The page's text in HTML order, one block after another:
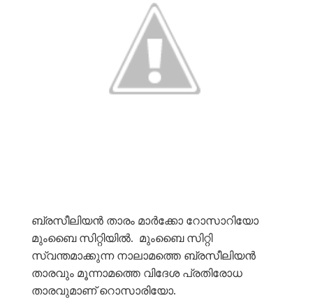
ബ്രസീലിയൻ താരം മാർക്കോ റോസാറിയോ
മുംബൈ സിറ്റിയിൽ. മുംബൈ സിറ്റി
സ്വന്തമാക്കുന്ന നാലാമത്തെ ബ്രസീലിയൻ
താരവും മൂന്നാമത്തെ വിദേശ പ്രതിരോധ
താരവുമാണ് റൊസാരിയോ.